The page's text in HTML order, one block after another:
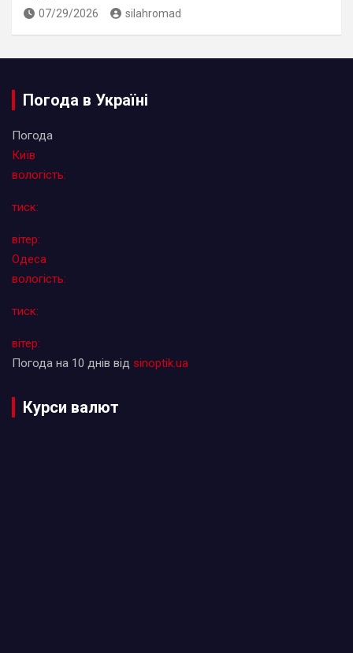
07/29/2026 silahromad
Погода в Україні
Погода
Київ
вологість:
тиск:
вітер:
Одеса
вологість:
тиск:
вітер:
Погода на 10 днів від sinoptik.ua
Курси валют